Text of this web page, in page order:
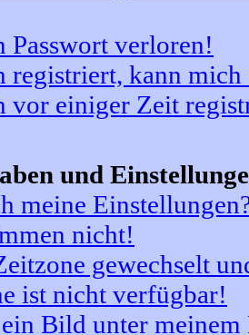
Passwort verloren!
registriert, kann
vor einiger Zeit
und
meine
nicht!
gewechselt
ist nicht verfügbar!
Bild unter meinem